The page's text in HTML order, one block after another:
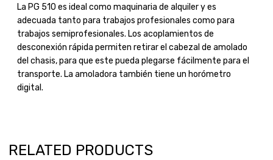
La PG 510 es ideal como maquinaria de alquiler y es
adecuada tanto para trabajos profesionales como para
trabajos semiprofesionales. Los acoplamientos de
desconexión rápida permiten retirar el cabezal de amolado
del chasis, para que este pueda plegarse fácilmente para el
transporte. La amoladora también tiene un horómetro
digital.
RELATED PRODUCTS